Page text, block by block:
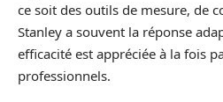
ce soit des outils de mesure, de
Stanley a souvent la réponse
efficacité est appréciée à la fois
professionnels.